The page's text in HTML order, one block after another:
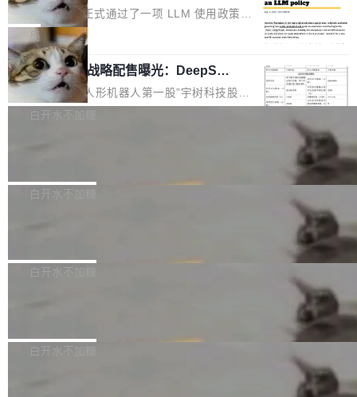
等内容展开系统讲解和实战交流，帮助企业进一
步了解开源鸿蒙在智能...
据：2025 年全年 10 亿次 commit。现在，每周
2.75 亿次，全年预计 140 亿次。GitHub...
上，Prime Agent + Opus 5 的组合达到了 95.
5% RHAE Best@1，超过了 ARC 报告的人类专
家基线 95.4%。 不是又一个 coding agent 包装
器 Prime Agent 的架构和市面上大多数 coding
agent 有本质区别。大多数 agent harness 的设
计是基于早期模型的能力—...
止，但你要承认哪些代码不是你写的
Rust 语言项目正式通过了一项 LLM 使用政策，
覆盖 rust-lang/rust 单一仓库的代码贡献。这不
是项目级别的官方立场，目前由五个团队采纳，
但它可能是主流开源项目中关于 AI 辅助贡献最
细致的一份规则。 政策的核心只有一句话：LLM
可以用来分析、提炼、审阅、建议，但不能用来
不得生成涉及安全性的关键变更，除非作者本身
局
宇树科技 IPO 战略配售曝光：DeepSe
ek 获配 93.3 万股，锁定 36 个月
8月6日晚间，“人形机器人第一股”宇树科技股份
有限公司披露IPO发行价格及战略配售结果，杭
36个月。 公告显示，本次宇树科技战略配售对
员工参与设立的专项资产管理计划。其中，Dee
获配9...
白开水不加糖
Bug fixes and enhancements 修复多次传递同
一个回归问题，该问题导致拉取镜像时会拒绝包
题，该问题可能导致在旧版 Linux 内核...
白开水不加糖
e 孵化器项目管理委员会（IPMC）投票中获得
P）！这一里程碑不仅标志着 Fluss 迈入新的发
白开水不加糖
长期停止内容更新，未能实现其作为“AI版维基百
白开水不加糖